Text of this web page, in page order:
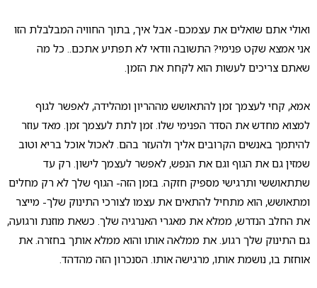
ואולי אתם שואלים את עצמכם- אבל איך, בתוך החוויה המבלבלת הזו
אני אמצא שקט פנימי? התשובה וודאי לא תפתיע אתכם.. כל מה
שאתם צריכים לעשות הוא לקחת את הזמן.
אמא, קחי לעצמך זמן להתאושש מההריון ומהלידה, לאפשר לגוף
למצוא מחדש את הסדר הפנימי שלו. זמן לתת לעצמך זמן. מאד עוזר
להיתמך באנשים הקרובים אליך ולהעזר בהם. לאכול אוכל בריא וטוב
שמזין גם את הגוף וגם את הנפש, לאפשר לעצמך לישון. רק עד
שתתאוששי ותרגישי מספיק חזקה. בזמן הזה- הגוף שלך לא רק מחלים
ומתאושש, הוא מתחיל להתאים את עצמו לצורכי התינוק שלך- מייצר
את החלב הנדרש, ממלא את מאגרי האנרגיה שלך. כשאת מוזנת ורגועה,
גם התינוק שלך רגוע. את ממלאה אותו והוא ממלא אותך בחזרה. את
אוחזת בו, נושמת אותו, מרגישה אותו. הסנכרון הזה מהדהד.